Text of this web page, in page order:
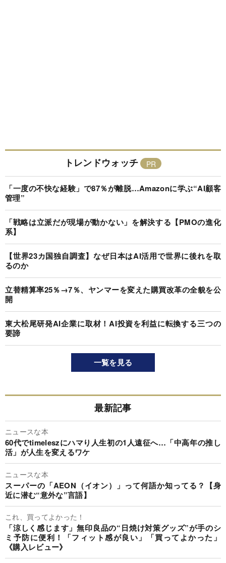
トレンドウォッチ
「一度の不快な経験」で87％が離脱…Amazonに学ぶ“AI顧客
管理”
「戦略は立派だが現場が動かない」を解決する【PMOの進化
系】
【世界23カ国独自調査】なぜ日本はAI活用で世界に後れを取
るのか
立替精算率25％→7％、ヤンマーを変えた購買改革の全貌を公
開
東大松尾研発AI企業に取材！AI投資を利益に転換する三つの
要諦
一覧を見る
最新記事
ニュースな本
60代でtimeleszにハマり人生初の1人遠征へ…「中高年の推し
活」が人生を変えるワケ
ニュースな本
スーパーの「AEON（イオン）」って何語か知ってる？【身
近に潜む“意外な”言語】
これ、買ってよかった！
「涼しく感じます」無印良品の“日焼け対策グッズ”が手のシ
ミ予防に便利！「フィット感が良い」「買ってよかった」
《購入レビュー》